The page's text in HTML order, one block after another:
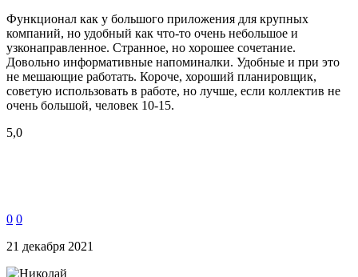
Функционал как у большого приложения для крупных
компаний, но удобный как что-то очень небольшое и
узконаправленное. Странное, но хорошее сочетание.
Довольно информативные напоминалки. Удобные и при это
не мешающие работать. Короче, хороший планировщик,
советую использовать в работе, но лучше, если коллектив не
очень большой, человек 10-15.
5,0
0 0
21 декабря 2021